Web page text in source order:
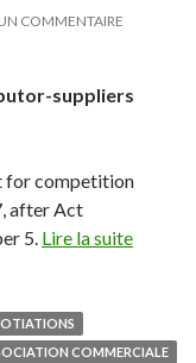
COMMENTAIRE
suppliers
for competition
after Act
5. Lire la suite
COMMERCIALE